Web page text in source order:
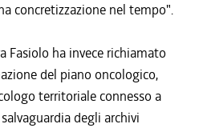
concretizzazione nel tempo".
Fasiolo ha invece richiamato
del piano oncologico,
territoriale connesso a
degli archivi